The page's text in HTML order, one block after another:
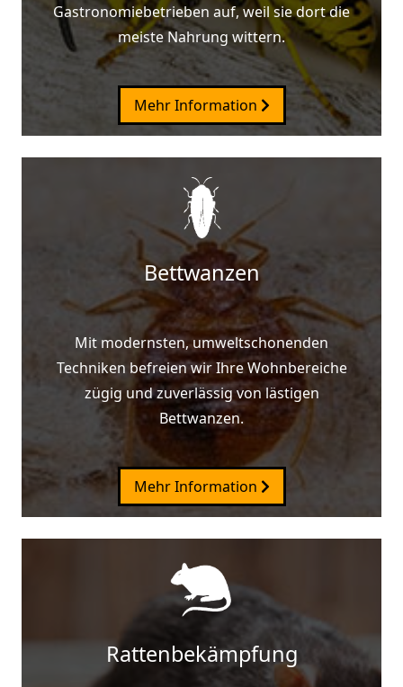
Gastronomiebetrieben auf, weil sie dort die
meiste Nahrung wittern.
Mehr Information
Bettwanzen
Mit modernsten, umweltschonenden
Techniken befreien wir Ihre Wohnbereiche
zügig und zuverlässig von lästigen
Bettwanzen.
Mehr Information
Rattenbekämpfung